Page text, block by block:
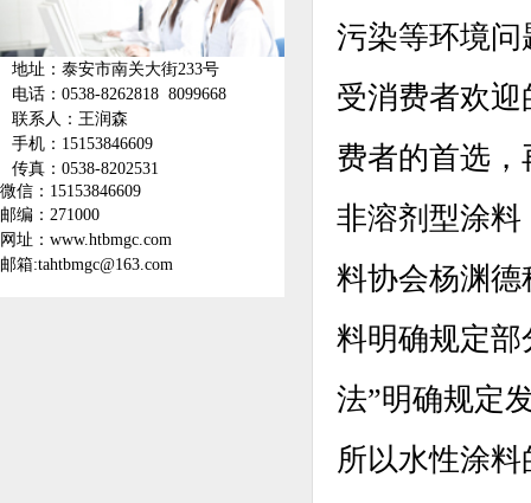
地址：泰安市南关大街233号
电话：0538-8262818 8099668
联系人：王润森
手机：15153846609
传真：0538-8202531
微信： 15153846609
邮编：271000
网址：www.htbmgc.com
邮箱:tahtbmgc@163.com
污染等环境
受消费者欢
费者的首选
非溶剂型涂
料协会杨渊
料明确规定
法”明确规定
所以水性涂